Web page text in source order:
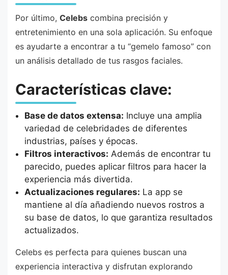
Por último, Celebs combina precisión y
entretenimiento en una sola aplicación. Su enfoque
es ayudarte a encontrar a tu “gemelo famoso” con
un análisis detallado de tus rasgos faciales.
Características clave:
Base de datos extensa: Incluye una amplia
variedad de celebridades de diferentes
industrias, países y épocas.
Filtros interactivos: Además de encontrar tu
parecido, puedes aplicar filtros para hacer la
experiencia más divertida.
Actualizaciones regulares: La app se
mantiene al día añadiendo nuevos rostros a
su base de datos, lo que garantiza resultados
actualizados.
Celebs es perfecta para quienes buscan una
experiencia interactiva y disfrutan explorando